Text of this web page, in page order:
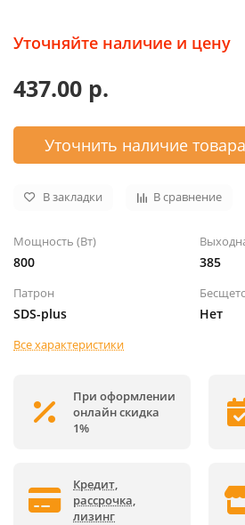
Уточняйте наличие и цену
437.00 р.
Уточнить наличие товара
В закладки В сравнение
Мощность (Вт)
800 385
Патрон
SDS-plus Нет
Все характеристики
При оформлении
онлайн скидка
1%
Кредит,
рассрочка,
лизинг